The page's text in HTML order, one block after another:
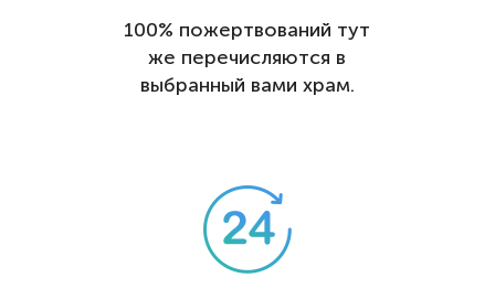
100% пожертвований тут
же перечисляются в
выбранный вами храм.